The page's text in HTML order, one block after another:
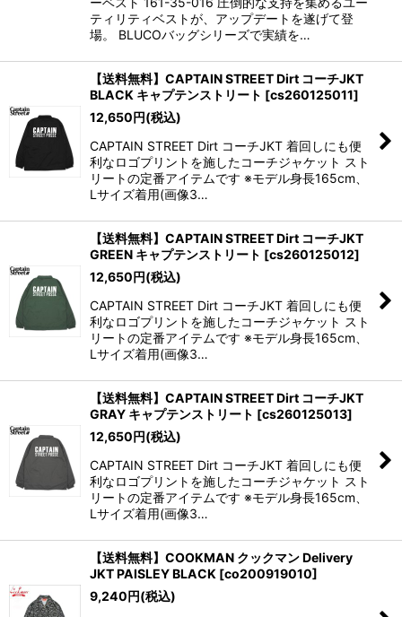
ティリティベストが、アップデートを遂げて登
場。 BLUCOバッグシリーズで実績を…
【送料無料】CAPTAIN STREET Dirt コーチJKT
BLACK キャプテンストリート [cs260125011]
12,650円(税込)
CAPTAIN STREET Dirt コーチJKT 着回しにも便
利なロゴプリントを施したコーチジャケット スト
リートの定番アイテムです ※モデル身長165cm、
Lサイズ着用(画像3…
【送料無料】CAPTAIN STREET Dirt コーチJKT
GREEN キャプテンストリート [cs260125012]
12,650円(税込)
CAPTAIN STREET Dirt コーチJKT 着回しにも便
利なロゴプリントを施したコーチジャケット スト
リートの定番アイテムです ※モデル身長165cm、
Lサイズ着用(画像3…
【送料無料】CAPTAIN STREET Dirt コーチJKT
GRAY キャプテンストリート [cs260125013]
12,650円(税込)
CAPTAIN STREET Dirt コーチJKT 着回しにも便
利なロゴプリントを施したコーチジャケット スト
リートの定番アイテムです ※モデル身長165cm、
Lサイズ着用(画像3…
【送料無料】COOKMAN クックマン Delivery
JKT PAISLEY BLACK [co200919010]
9,240円(税込)